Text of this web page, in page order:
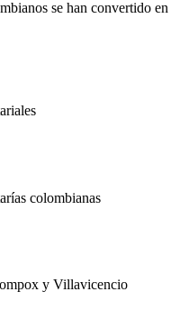
se han convertido en
colombianas
y Villavicencio